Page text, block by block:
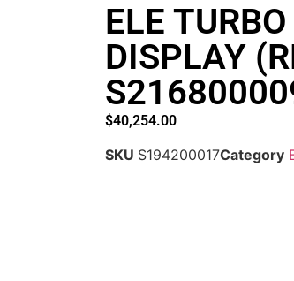
ELE
DISPLAY
$40,254.00
SKU S194200017Category